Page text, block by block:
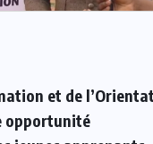
et de
opportunité